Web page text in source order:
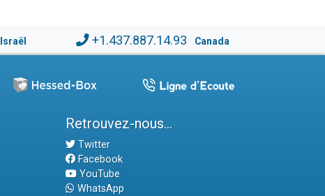
Israël +1.437.887.14.93 Canada
Retrouvez-nous...
Twitter
Facebook
YouTube
WhatsApp